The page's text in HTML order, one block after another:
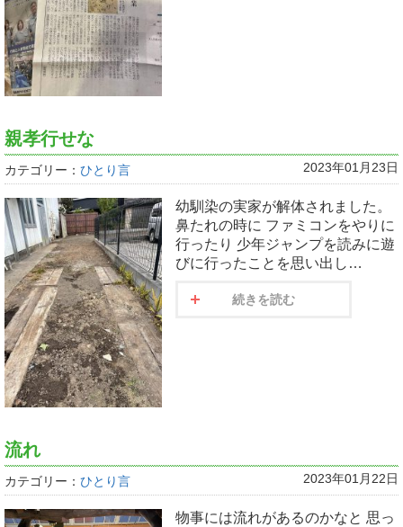
親孝行せな
カテゴリー： ひとり言 2023年01月23日
幼馴染の実家が解体されました。
鼻たれの時に ファミコンをやりに
行ったり 少年ジャンプを読みに遊
びに行ったことを思い出し…
続きを読む
流れ
カテゴリー： ひとり言 2023年01月22日
物事には流れがあるのかなと 思っ